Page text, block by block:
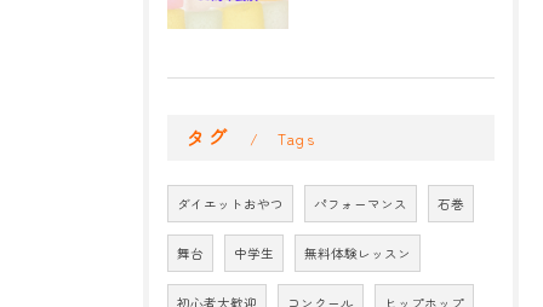
タグ Tags
ダイエットおやつ パフォーマンス 石巻
舞台 中学生 無料体験レッスン
初心者大歓迎 コンクール ヒップホップ